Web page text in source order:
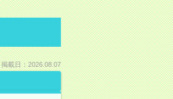
掲載日：2026.08.07